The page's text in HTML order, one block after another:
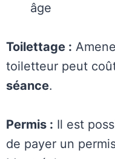
âge
Toilettage :
toiletteur peut
séance.
Permis : Il est
de payer un